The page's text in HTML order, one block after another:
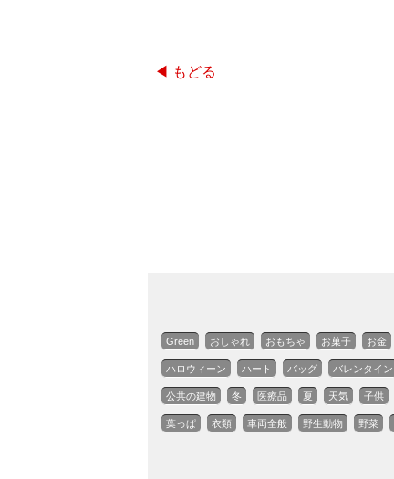
◀ もどる
Green おしゃれ おもちゃ お菓子 お金
ハロウィーン ハート バッグ バレンタイン
公共の建物 冬 医療品 夏 天気 子供
葉っぱ 衣類 車両全般 野生動物 野菜